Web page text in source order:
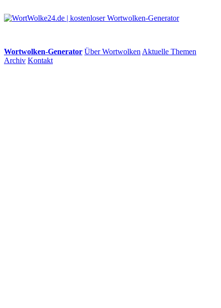
Wortwolken-Generator Über Wortwolken Aktuelle Themen
Archiv Kontakt